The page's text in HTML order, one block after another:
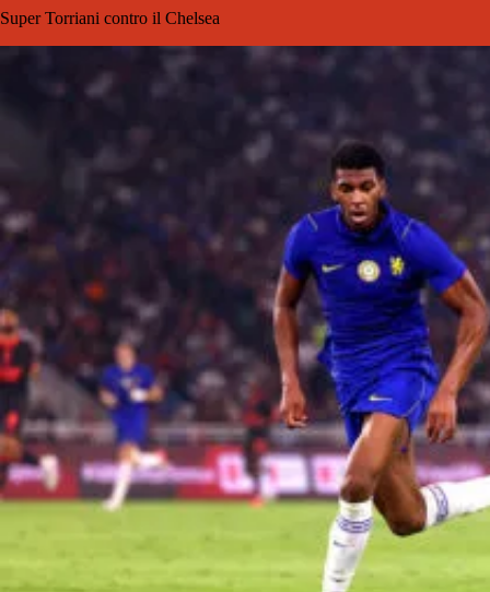
Super Torriani contro il Chelsea